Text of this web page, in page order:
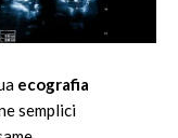
ecografia
semplici